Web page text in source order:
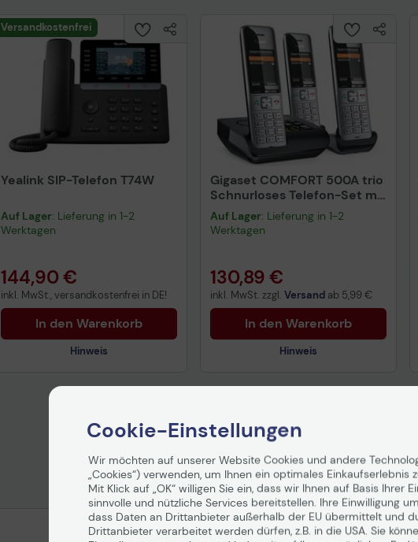
Versandkostenfrei
Yealink SIP-Telefon T74W
Auf Lager: Lieferung in 1-2
Werktagen
144,90 €
inkl. MwSt., versandkostenfrei in DE!
In den Warenkorb
Hinweis
Vorvertragliche Informationen
Datenverordnung
Gigaset COMFORT 500A trio
Schnurloses Telefon-Set mit
Anrufbeantworter schwarz-
silber
Auf Lager: Lieferung in 1-2
Werktagen
130,89 €
inkl. MwSt. zzgl. Versand ab 5,99 €
In den Warenkorb
Hinweis
Vorvertragliche Informationen
Datenverordnung
Cookie-Einstellungen
Wir möchten auf unserer Website Cookies und andere
„Cookies“) verwenden, um Ihnen ein optimales Einkaufserlebnis
Mit Klick auf „OK“ willigen Sie ein, dass wir Ihnen auf Basis Ihrer
sinnvolle und nützliche Services bereitstellen. Ihre Einwilligung
dass Daten an Drittanbieter außerhalb der EU übermittelt und
Drittanbieter verarbeitet werden dürfen, z.B. in die USA. Sie